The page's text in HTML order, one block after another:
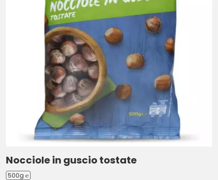
Nocciole in guscio tostate
500g ℮